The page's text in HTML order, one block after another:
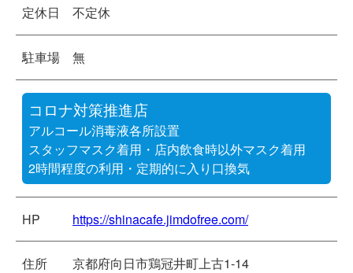
定休日 不定休
駐車場 無
コロナ対策推進店
アルコール消毒液各所設置
スタッフマスク着用・店内飲食時以外マスク着用
2時間程度の利用・定期的に入り口換気
HP https://shinacafe.jimdofree.com/
住所 京都府向日市鶏冠井町上古1-14